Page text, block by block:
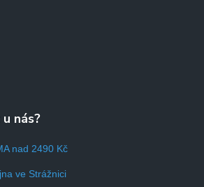
nás?
nad 2490 Kč
ve Strážnici